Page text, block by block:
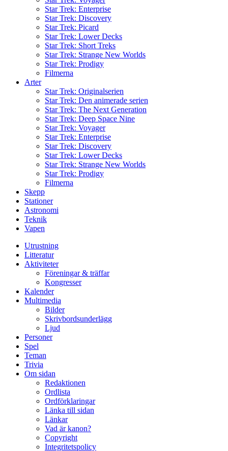
Star Trek: Enterprise
Star Trek: Discovery
Star Trek: Picard
Star Trek: Lower Decks
Star Trek: Short Treks
Star Trek: Strange New Worlds
Star Trek: Prodigy
Filmerna
Arter
Star Trek: Originalserien
Star Trek: Den animerade serien
Star Trek: The Next Generation
Star Trek: Deep Space Nine
Star Trek: Voyager
Star Trek: Enterprise
Star Trek: Discovery
Star Trek: Lower Decks
Star Trek: Strange New Worlds
Star Trek: Prodigy
Filmerna
Skepp
Stationer
Astronomi
Teknik
Vapen
Utrustning
Litteratur
Aktiviteter
Föreningar & träffar
Kongresser
Kalender
Multimedia
Bilder
Skrivbordsunderlägg
Ljud
Personer
Spel
Teman
Trivia
Om sidan
Redaktionen
Ordlista
Ordförklaringar
Länka till sidan
Länkar
Vad är kanon?
Copyright
Integritetspolicy